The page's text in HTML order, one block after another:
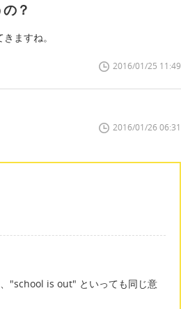
？
ますね。
2016/01/25 11:49
2016/01/26 06:31
"school is out" といっても同じ意